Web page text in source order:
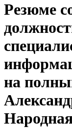
Резюме
на